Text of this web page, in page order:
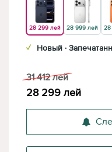
28 299 лей 28 999 лей 28
✓ Новый ·
31 412 лей
28 299 лей